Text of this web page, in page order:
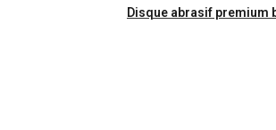
Aperçu rapide